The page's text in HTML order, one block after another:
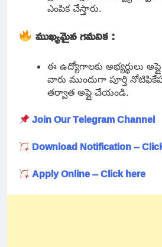
ఎంపిక చేస్తారు.
ముఖ్యమైన గమనిక :
ఈ ఉద్యోగాలకు అభ్యర్థులు
వారు ముందుగా పూర్తి
తర్వాత అప్లై చేయండి.
Join Our Telegram Channel
Download Notification –
Apply Online – Click here